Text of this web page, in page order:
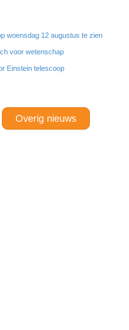
woensdag 12 augustus te zien
voor wetenschap
Einstein telescoop
Overig nieuws